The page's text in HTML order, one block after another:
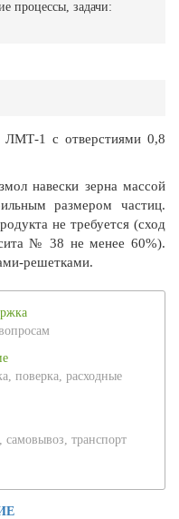
процессы, задачи:
ЛМТ-1 с отверстиями 0,8
навески зерна массой
размером частиц.
не требуется (сход
№ 38 не менее 60%).
решетками.
поверка, расходные
самовывоз, транспорт